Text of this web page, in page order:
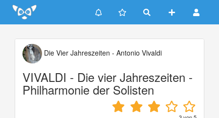
Update cookies preferences
Die Vier Jahreszeiten - Antonio Vivaldi
VIVALDI - Die vier Jahreszeiten -
Philharmonie der Solisten